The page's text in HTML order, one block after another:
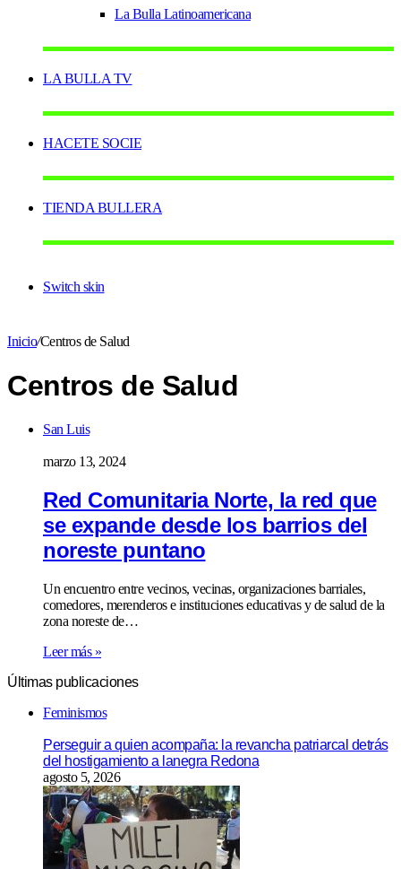
La Bulla Latinoamericana
LA BULLA TV
HACETE SOCIE
TIENDA BULLERA
Switch skin
Inicio/Centros de Salud
Centros de Salud
San Luis
marzo 13, 2024
Red Comunitaria Norte, la red que
se expande desde los barrios del
noreste puntano
Un encuentro entre vecinos, vecinas, organizaciones barriales,
comedores, merenderos e instituciones educativas y de salud de la
zona noreste de…
Leer más »
Últimas publicaciones
Feminismos
Perseguir a quien acompaña: la revancha patriarcal detrás
del hostigamiento a lanegra Redona
agosto 5, 2026